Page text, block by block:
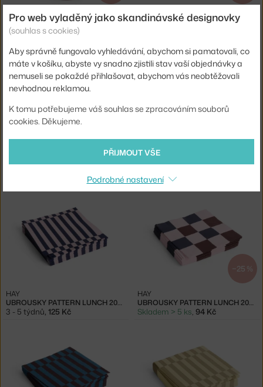
DRŽÁK PORTER, BURGUNDY
HAY
Skladem 1 ks,1 466 Kč
HAY
UBROUSKY PATTERN DINNER 20KS, LIGHT PINK, BORDEAUX AND BLACK M CHECK UBROUSKY PATTERN LUNCH 20KS, GREY AND BLUE PILLAR STRIPE
HAY
UBROUSKY PATTERN LUNCH 20KS, LIGHT PINK AND DARK BLUE PILLAR STRIPE
HAY
3 - 5 týdnů, 125 Kč
−25 %
UBROUSKY PATTERN LUNCH 20KS, LIGHT PINK, BORDEAUX AND BLACK M CHECK
HAY
Skladem > 5 ks, 94 Kč
Pro web vyladěný jako skandinávské designovky
(souhlas s cookies)
Aby správně fungovalo vyhledávání, abychom si pamatovali, co
máte v košíku, abyste vy snadno zjistili stav vaší objednávky a
nemuseli se pokaždé přihlašovat, abychom vás neobtěžovali
nevhodnou reklamou.
K tomu potřebujeme váš souhlas se zpracováním souborů
cookies. Děkujeme.
PŘIJMOUT VŠE
Podrobné nastavení